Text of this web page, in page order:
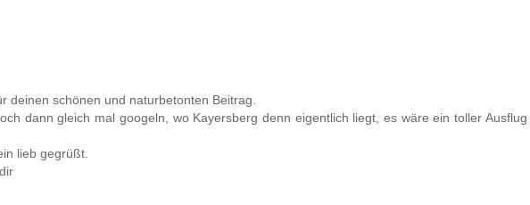
deinen schönen und naturbetonten Beitrag.
dann gleich mal googeln, wo Kayersberg denn eigentlich liegt, es wäre ein toller
lieb gegrüßt.